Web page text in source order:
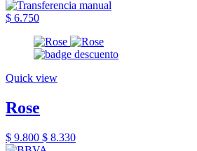
$ 6.750
Quick view
Rose
$ 9.800 $ 8.330